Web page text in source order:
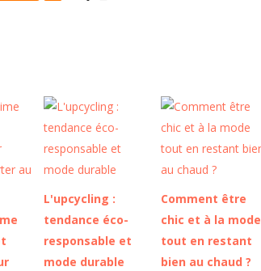
L'upcycling :
tendance éco-
responsable et
mode durable
Comment être
chic et à la mode
tout en restant
bien au chaud ?